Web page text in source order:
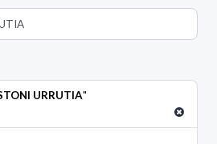
URRUTIA"